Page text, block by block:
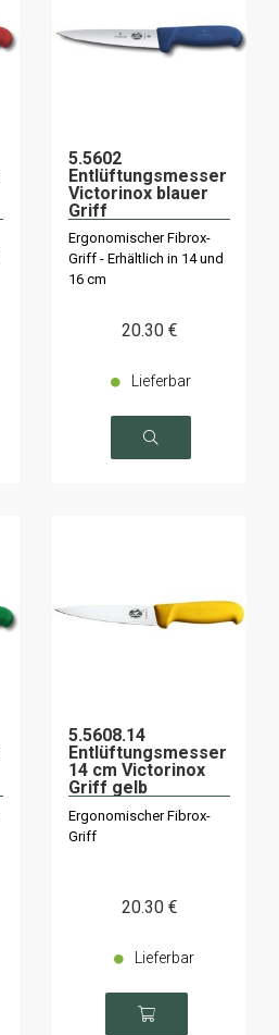
5.5602
Entlüftungsmesser
Victorinox blauer
Griff
Ergonomischer Fibrox-
Griff - Erhältlich in 14 und
16 cm
20.30 €
Lieferbar
5.5608.14
Entlüftungsmesser
14 cm Victorinox
Griff gelb
Ergonomischer Fibrox-
Griff
20.30 €
Lieferbar